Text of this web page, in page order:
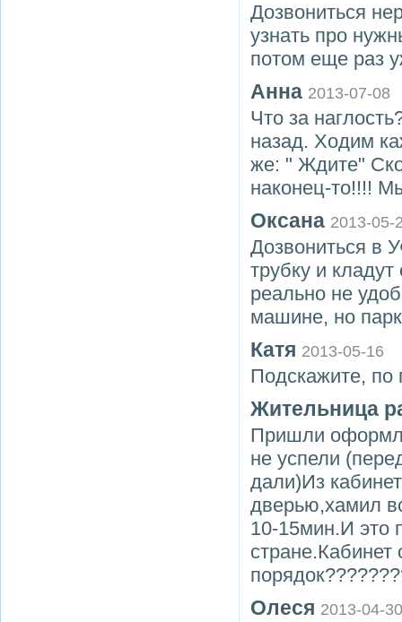
Дозвониться
узнать про
потом еще раз
Анна 2013-07-08
Что за
назад. Ходим
же: " Ждите"
наконец-то!!!!
Оксана 2013-05-
Дозвониться в
трубку и
реально не
машине, но
Катя 2013-05-16
Подскажите, по
Жительница
Пришли
не успели
дали)Из
дверью,хамил
10-15мин.И это
Олеся 2013-04-30